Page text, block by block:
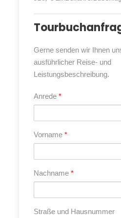
Gerne senden wir Ihnen
ausführlicher Reise- und
Leistungsbeschreibung.
Anrede *
Vorname *
Nachname *
Straße und Hausnummer
besterhaltenen historischen
kaum besiedelte Landstriche.
Graslandschaften ziehen an
erheben sich Störche in die
verträumten Dörfern und
stehen geblieben zu sein. Auch
weiß mit endlosen Stränden zu
Wir reisen mit unseren
herrlichen Nordosten Europas
Tagen stehen die Räder